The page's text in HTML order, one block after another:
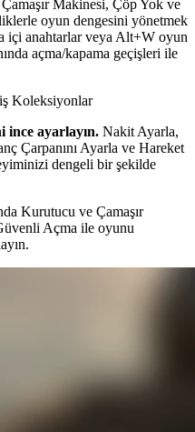
Makinesi, Çöp Yok ve
oyun dengesini yönetmek
içi anahtarlar veya Alt+W oyun
açma/kapama geçişleri ile
Koleksiyonlar
ince ayarlayın. Nakit Ayarla,
Çarpanını Ayarla ve Hareket
dengeli bir şekilde
Kurutucu ve Çamaşır
Açma ile oyunu